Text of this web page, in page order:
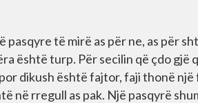
pasqyre të mirë as për ne, as për
është turp. Për secilin që çdo gjë
dikush është fajtor, faji thonë
në rregull as pak. Një pasqyrë